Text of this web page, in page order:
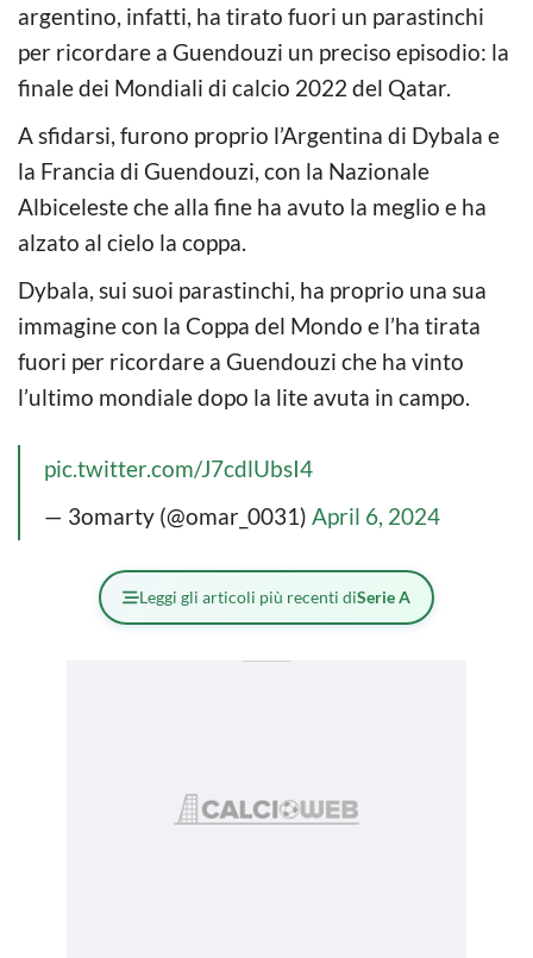
argentino, infatti, ha tirato fuori un parastinchi
per ricordare a Guendouzi un preciso episodio: la
finale dei Mondiali di calcio 2022 del Qatar.
A sfidarsi, furono proprio l’Argentina di Dybala e
la Francia di Guendouzi, con la Nazionale
Albiceleste che alla fine ha avuto la meglio e ha
alzato al cielo la coppa.
Dybala, sui suoi parastinchi, ha proprio una sua
immagine con la Coppa del Mondo e l’ha tirata
fuori per ricordare a Guendouzi che ha vinto
l’ultimo mondiale dopo la lite avuta in campo.
pic.twitter.com/J7cdlUbsI4
— 3omarty (@omar_0031) April 6, 2024
Leggi gli articoli più recenti diSerie A